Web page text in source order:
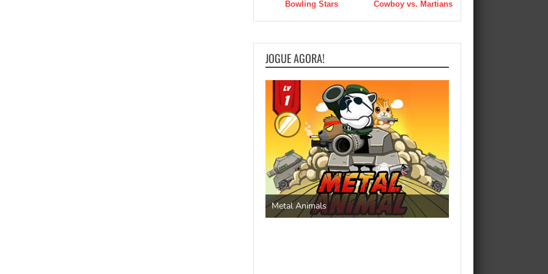
Bowling Stars Cowboy vs. Martians
JOGUE AGORA!
Metal Animals